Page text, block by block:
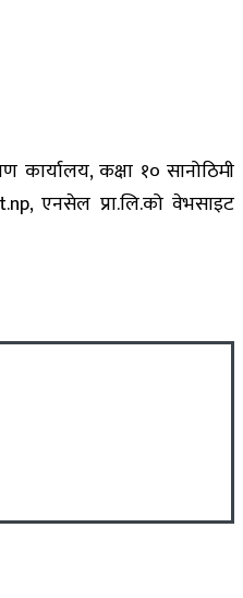
कार्यालय, कक्षा १० सानोठिमी
एनसेल प्रा.लि.को वेभसाइट